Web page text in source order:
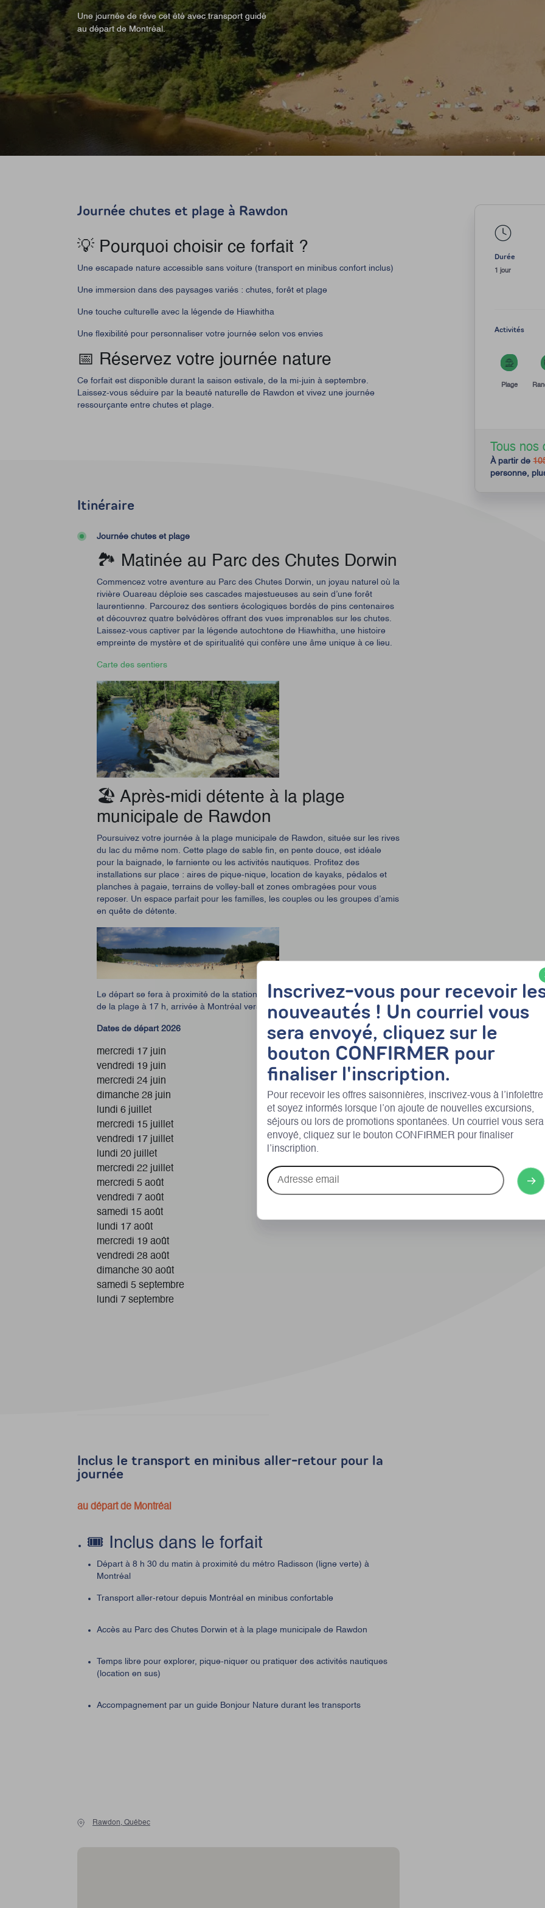
Inscrivez-vous pour recevoir
nouveautés ! Un courriel vous
sera envoyé, cliquez sur le
bouton CONFIRMER pour
finaliser l'inscription.
Pour recevoir les offres saisonnières, inscrivez-vous à l’infolettre
et soyez informés lorsque l’on ajoute de nouvelles excursions,
séjours ou lors de promotions spontanées. Un courriel vous sera
envoyé, cliquez sur le bouton CONFIRMER pour finaliser
l’inscription.
Adresse
email
Une journée de rêve cet été avec transport guidé
au départ de Montréal.
Une journée de rêve cet été avec transport guidé
au départ de Montréal.
Journée chutes et plage à Rawdon
💡 Pourquoi choisir ce forfait ?
Une escapade nature accessible sans voiture (transport en minibus confort inclus)
Une immersion dans des paysages variés : chutes, forêt et plage
Une touche culturelle avec la légende de Hiawhitha
Une flexibilité pour personnaliser votre journée selon vos envies
📅 Réservez votre journée nature
Ce forfait est disponible durant la saison estivale, de la mi-juin à septembre.
Laissez-vous séduire par la beauté naturelle de Rawdon et vivez une journée
ressourçante entre chutes et plage.
Durée
1 jour
Activités
Plage
Tous nos
À partir de
personne,
Itinéraire
Journée chutes et plage
🏞️ Matinée au Parc des Chutes Dorwin
Commencez votre aventure au Parc des Chutes Dorwin, un joyau naturel où la
rivière Ouareau déploie ses cascades majestueuses au sein d’une forêt
laurentienne. Parcourez des sentiers écologiques bordés de pins centenaires
et découvrez quatre belvédères offrant des vues imprenables sur les chutes.
Laissez-vous captiver par la légende autochtone de Hiawhitha, une histoire
empreinte de mystère et de spiritualité qui confère une âme unique à ce lieu.
Carte des sentiers
🏖️ Après-midi détente à la plage
municipale de Rawdon
Poursuivez votre journée à la plage municipale de Rawdon, située sur les rives
du lac du même nom. Cette plage de sable fin, en pente douce, est idéale
pour la baignade, le farniente ou les activités nautiques. Profitez des
installations sur place : aires de pique-nique, location de kayaks, pédalos et
planches à pagaie, terrains de volley-ball et zones ombragées pour vous
reposer. Un espace parfait pour les familles, les couples ou les groupes d’amis
en quête de détente.
Le départ se fera à proximité de la station de métro Radisson à 8 h 30. Départ
de la plage à 17 h, arrivée à Montréal vers 18 h 30.
Dates de départ 2026
mercredi 17 juin
vendredi 19 juin
mercredi 24 juin
dimanche 28 juin
lundi 6 juillet
mercredi 15 juillet
vendredi 17 juillet
lundi 20 juillet
mercredi 22 juillet
mercredi 5 août
vendredi 7 août
samedi 15 août
lundi 17 août
mercredi 19 août
vendredi 28 août
dimanche 30 août
samedi 5 septembre
lundi 7 septembre
Inclus le transport en minibus aller-retour pour la
journée
au départ de Montréal
🎟️ Inclus dans le forfait
Départ à 8 h 30 du matin à proximité du métro Radisson (ligne verte) à
Montréal
Transport aller-retour depuis Montréal en minibus confortable
Accès au Parc des Chutes Dorwin et à la plage municipale de Rawdon
Temps libre pour explorer, pique-niquer ou pratiquer des activités nautiques
(location en sus)
Accompagnement par un guide Bonjour Nature durant les transports
Rawdon, Québec